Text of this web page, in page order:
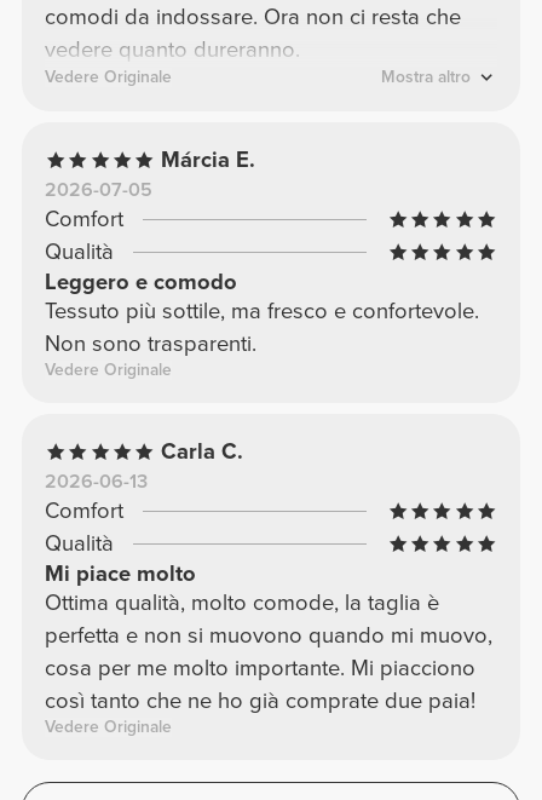
comodi da indossare. Ora non ci resta che
vedere quanto dureranno.
Vedere Originale Mostra altro
Márcia E.
2026-07-05
Comfort
Qualità
Leggero e comodo
Tessuto più sottile, ma fresco e confortevole.
Non sono trasparenti.
Vedere Originale
Carla C.
2026-06-13
Comfort
Qualità
Mi piace molto
Ottima qualità, molto comode, la taglia è
perfetta e non si muovono quando mi muovo,
cosa per me molto importante. Mi piacciono
così tanto che ne ho già comprate due paia!
Vedere Originale